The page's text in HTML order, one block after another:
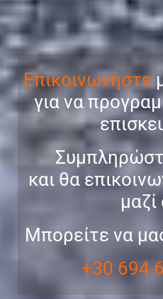
Επικοινωνήστε
για να
και θα
Μπορείτε να
+30 694